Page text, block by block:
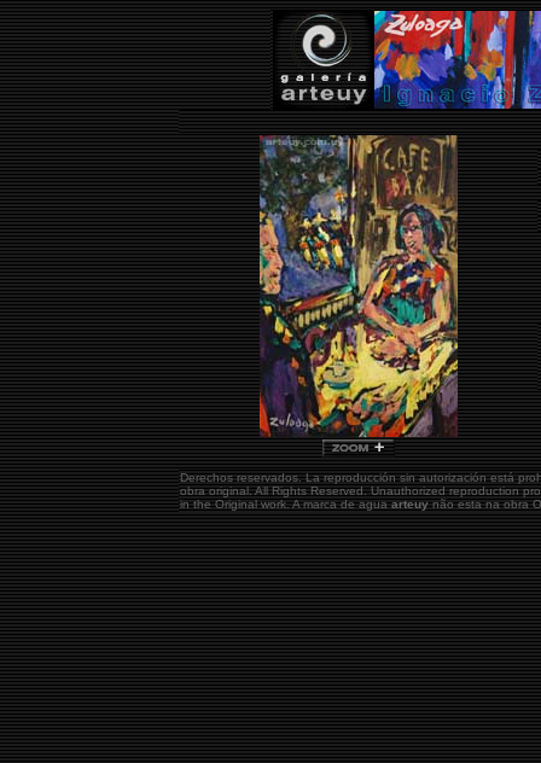
Derechos reservados. La reproducción sin autorización está
obra original.All Rights Reserved. Unauthorized reproduction
in the Original work. A marca de aguaarteuynão esta na obra